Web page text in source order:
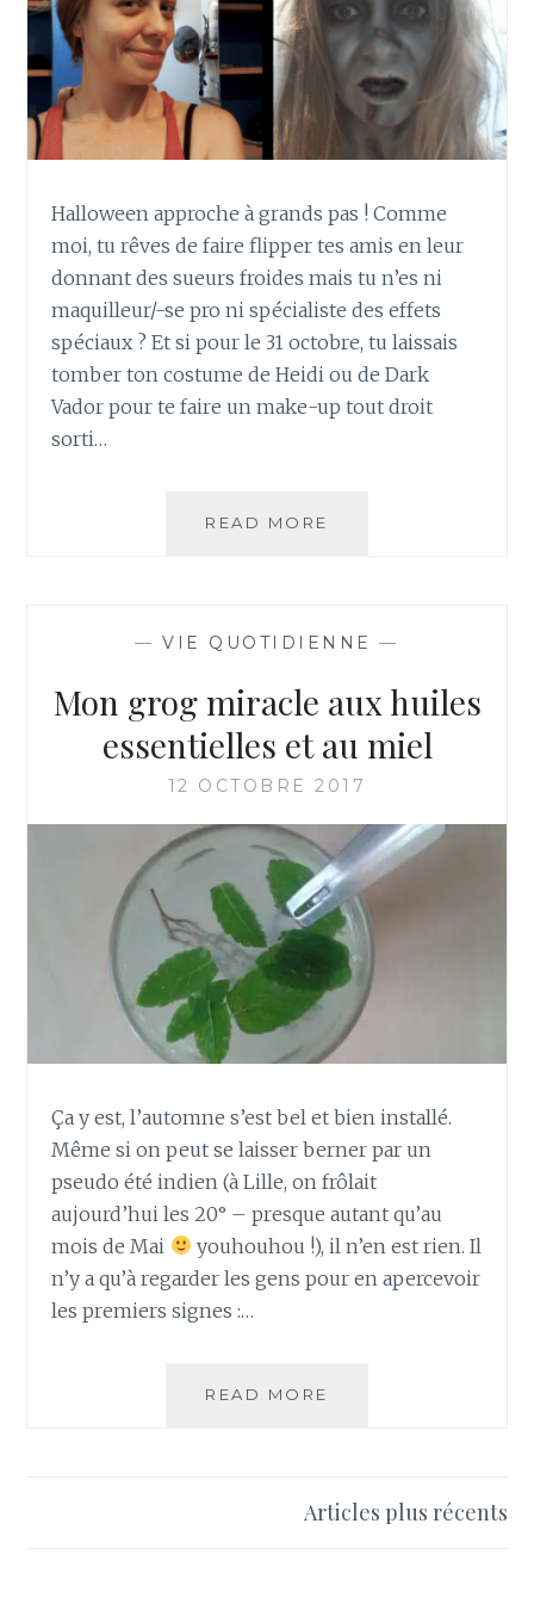
Halloween approche à grands pas ! Comme
moi, tu rêves de faire flipper tes amis en leur
donnant des sueurs froides mais tu n’es ni
maquilleur/-se pro ni spécialiste des effets
spéciaux ? Et si pour le 31 octobre, tu laissais
tomber ton costume de Heidi ou de Dark
Vador pour te faire un make-up tout droit
sorti…
READ MORE
FACILE
SANS
RUINER
?
—VIE QUOTIDIENNE —
Mon grog miracle aux huiles
essentielles et au miel
12 OCTOBRE 2017
Ça y est, l’automne s’est bel et bien installé.
Même si on peut se laisser berner par un
pseudo été indien (à Lille, on frôlait
aujourd’hui les 20° – presque autant qu’au
mois de Mai
youhouhou !), il n’en est rien. Il
n’y a qu’à regarder les gens pour en apercevoir
les premiers signes :…
READ MORE
HUILES
ESSENTIELLES
Articles plus récents